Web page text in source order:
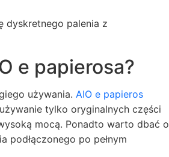
dyskretnego palenia z
e papierosa?
używania. AIO e papieros
tylko oryginalnych części
mocą. Ponadto warto dbać o
podłączonego po pełnym